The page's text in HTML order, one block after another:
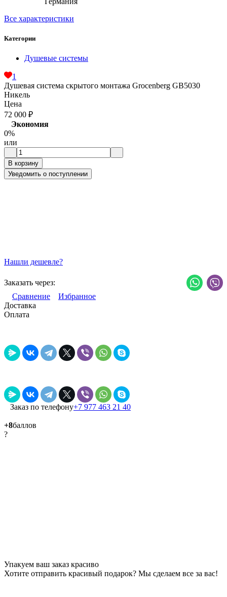
Все характеристики
Категории
Душевые системы
1
Душевая система скрытого монтажа Grocenberg GB5030
Никель
Цена
72 000 ₽
Экономия
0%
или
В корзину
Уведомить о поступлении
Нашли дешевле?
Заказать через:
Сравнение
Избранное
Доставка
Оплата
Заказ по телефону+7 977 463 21 40
+8баллов
?
Упакуем ваш заказ красиво
Хотите отправить красивый подарок? Мы сделаем все за вас!